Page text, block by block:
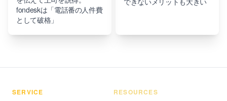
fondeskは「電話番の人件費
として破格」
SERVICE RESOURCES